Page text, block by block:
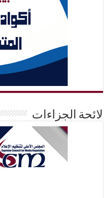
لائحة الجزاءات